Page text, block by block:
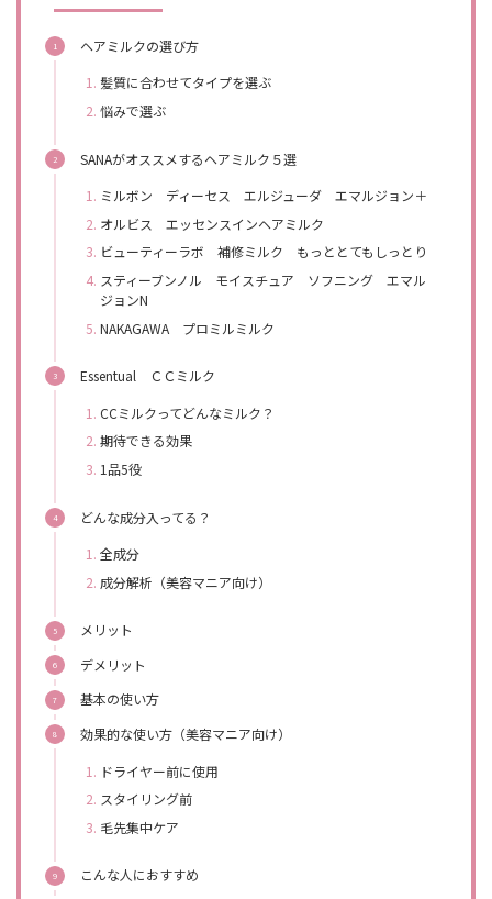
ヘアミルクの選び方
髪質に合わせてタイプを選ぶ
悩みで選ぶ
SANAがオススメするヘアミルク５選
ミルボン ディーセス エルジューダ エマルジョン＋
オルビス エッセンスインヘアミルク
ビューティーラボ 補修ミルク もっととてもしっとり
スティーブンノル モイスチュア ソフニング エマル
ジョンN
NAKAGAWA プロミルミルク
Essentual ＣＣミルク
CCミルクってどんなミルク？
期待できる効果
1品5役
どんな成分入ってる？
全成分
成分解析（美容マニア向け）
メリット
デメリット
基本の使い方
効果的な使い方（美容マニア向け）
ドライヤー前に使用
スタイリング前
毛先集中ケア
こんな人におすすめ